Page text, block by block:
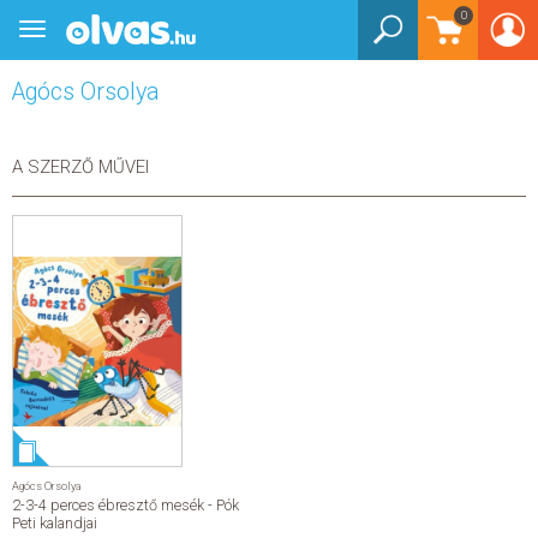
0
Toggle
navigation
Agócs Orsolya
A SZERZŐ MŰVEI
Agócs Orsolya
2-3-4 perces ébresztő mesék - Pók
Peti kalandjai
BEJELENTKEZÉS
KÖNYVEK
EGYÉB TERMÉKEK
STAR WARS
AKCIÓ
ELŐJEGYEZHETŐ
NÉPSZERŰ KÖNYVEK
SEGÍTHETEK?